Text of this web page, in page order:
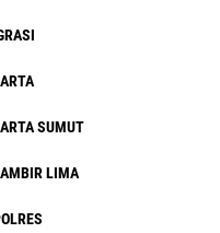
SUMUT
LIMA